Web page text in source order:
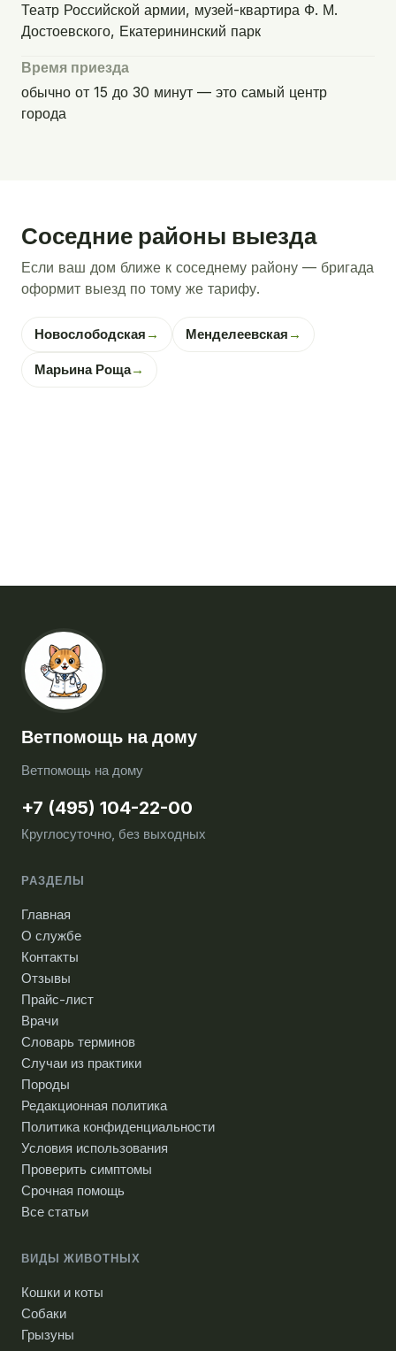
Театр Российской армии, музей-квартира Ф. М.
Достоевского, Екатерининский парк
Время приезда
обычно от 15 до 30 минут — это самый центр
города
Соседние районы выезда
Если ваш дом ближе к соседнему району — бригада
оформит выезд по тому же тарифу.
Новослободская → Менделеевская →
Марьина Роща→
Ветпомощь на дому
Ветпомощь на дому
+7 (495) 104-22-00
Круглосуточно, без выходных
РАЗДЕЛЫ
Главная
О службе
Контакты
Отзывы
Прайс-лист
Врачи
Словарь терминов
Случаи из практики
Породы
Редакционная политика
Политика конфиденциальности
Условия использования
Проверить симптомы
Срочная помощь
Все статьи
ВИДЫ ЖИВОТНЫХ
Кошки и коты
Собаки
Грызуны